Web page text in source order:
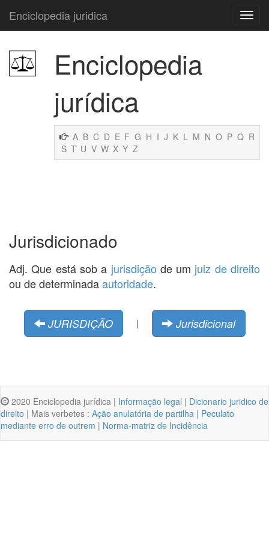
Enciclopedia juridica
Enciclopedia
jurídica
A B C D E F G H I J K L M N O P Q R
S T U V W X Y Z
Jurisdicionado
Adj. Que está sob a jurisdição de um juiz de direito
ou de determinadaautoridade.
JURISDIÇÃO | Jurisdicional
2020 Enciclopedia jurídica | Informação legal | Dicionario juridico de
direito | Mais verbetes : Ação anulatória de partilha | Peculato
mediante erro de outrem | Norma-matriz de Incidência